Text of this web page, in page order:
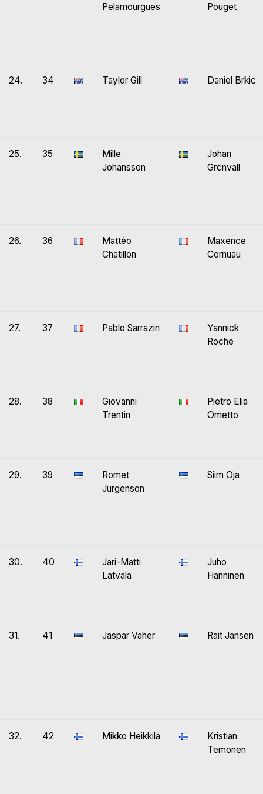
Pelamourgues
Pouget
24. 34 Taylor Gill Daniel Brkic
25. 35
Mille
Johansson
Johan
Grönvall
26. 36
Mattéo
Chatillon
Maxence
Cornuau
27. 37 Pablo Sarrazin
Yannick
Roche
28. 38
Giovanni
Trentin
Pietro Elia
Ometto
29. 39
Romet
Jürgenson
Siim Oja
30. 40
Jari-Matti
Latvala
Juho
Hänninen
31. 41 Jaspar Vaher Rait Jansen
32. 42 Mikko Heikkilä
Kristian
Temonen